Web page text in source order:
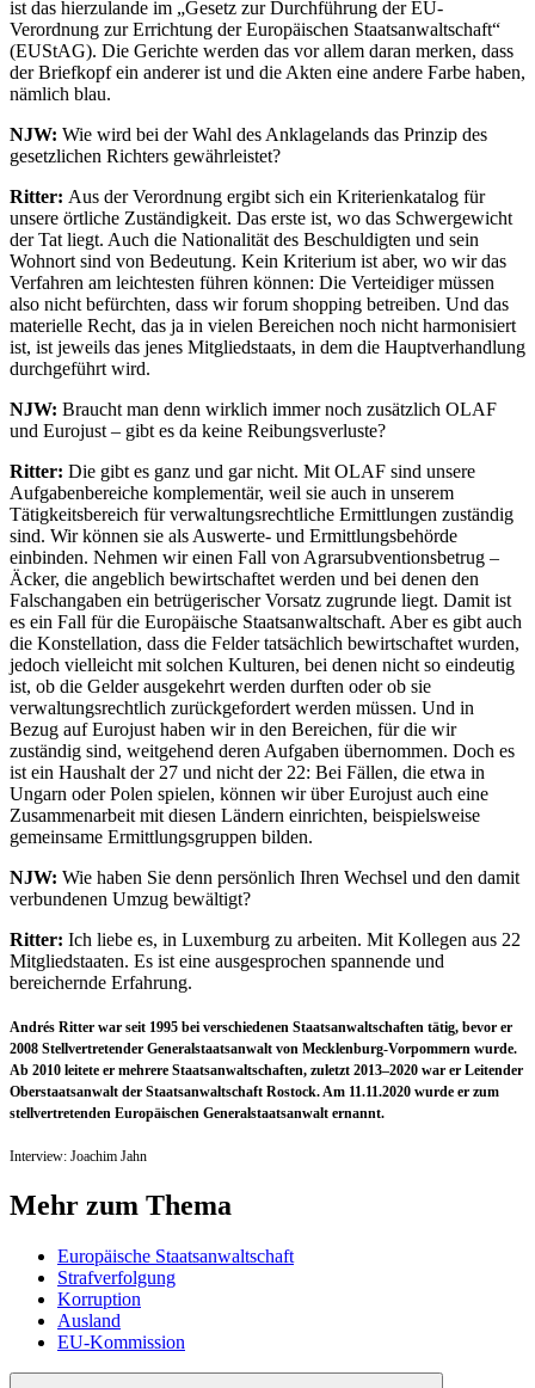
ist das hierzulande im „Gesetz zur Durchführung der EU-
Verordnung zur Errichtung der Europäischen Staatsanwaltschaft“
(EUStAG). Die Gerichte werden das vor allem daran merken, dass
der Briefkopf ein anderer ist und die Akten eine andere Farbe haben,
nämlich blau.
NJW: Wie wird bei der Wahl des Anklagelands das Prinzip des
gesetzlichen Richters gewährleistet?
Ritter: Aus der Verordnung ergibt sich ein Kriterienkatalog für
unsere örtliche Zuständigkeit. Das erste ist, wo das Schwergewicht
der Tat liegt. Auch die Nationalität des Beschuldigten und sein
Wohnort sind von Bedeutung. Kein Kriterium ist aber, wo wir das
Verfahren am leichtesten führen können: Die Verteidiger müssen
also nicht befürchten, dass wir forum shopping betreiben. Und das
materielle Recht, das ja in vielen Bereichen noch nicht harmonisiert
ist, ist jeweils das jenes Mitgliedstaats, in dem die Hauptverhandlung
durchgeführt wird.
NJW: Braucht man denn wirklich immer noch zusätzlich OLAF
und Eurojust – gibt es da keine Reibungsverluste?
Ritter: Die gibt es ganz und gar nicht. Mit OLAF sind unsere
Aufgabenbereiche komplementär, weil sie auch in unserem
Tätigkeitsbereich für verwaltungsrechtliche Ermittlungen zuständig
sind. Wir können sie als Auswerte- und Ermittlungsbehörde
einbinden. Nehmen wir einen Fall von Agrarsubventionsbetrug –
Äcker, die angeblich bewirtschaftet werden und bei denen den
Falschangaben ein betrügerischer Vorsatz zugrunde liegt. Damit ist
es ein Fall für die Europäische Staatsanwaltschaft. Aber es gibt auch
die Konstellation, dass die Felder tatsächlich bewirtschaftet wurden,
jedoch vielleicht mit solchen Kulturen, bei denen nicht so eindeutig
ist, ob die Gelder ausgekehrt werden durften oder ob sie
verwaltungsrechtlich zurückgefordert werden müssen. Und in
Bezug auf Eurojust haben wir in den Bereichen, für die wir
zuständig sind, weitgehend deren Aufgaben übernommen. Doch es
ist ein Haushalt der 27 und nicht der 22: Bei Fällen, die etwa in
Ungarn oder Polen spielen, können wir über Eurojust auch eine
Zusammenarbeit mit diesen Ländern einrichten, beispielsweise
gemeinsame Ermittlungsgruppen bilden.
NJW: Wie haben Sie denn persönlich Ihren Wechsel und den damit
verbundenen Umzug bewältigt?
Ritter: Ich liebe es, in Luxemburg zu arbeiten. Mit Kollegen aus 22
Mitgliedstaaten. Es ist eine ausgesprochen spannende und
bereichernde Erfahrung.
Andrés Ritter war seit 1995 bei verschiedenen Staatsanwaltschaften tätig, bevor er
2008 Stellvertretender Generalstaatsanwalt von Mecklenburg-Vorpommern wurde.
Ab 2010 leitete er mehrere Staatsanwaltschaften, zuletzt 2013–2020 war er Leitender
Oberstaatsanwalt der Staatsanwaltschaft Rostock. Am 11.11.2020 wurde er zum
stellvertretenden Europäischen Generalstaatsanwalt ernannt.
Interview: Joachim Jahn
Mehr zum Thema
Europäische Staatsanwaltschaft
Strafverfolgung
Korruption
Ausland
EU-Kommission